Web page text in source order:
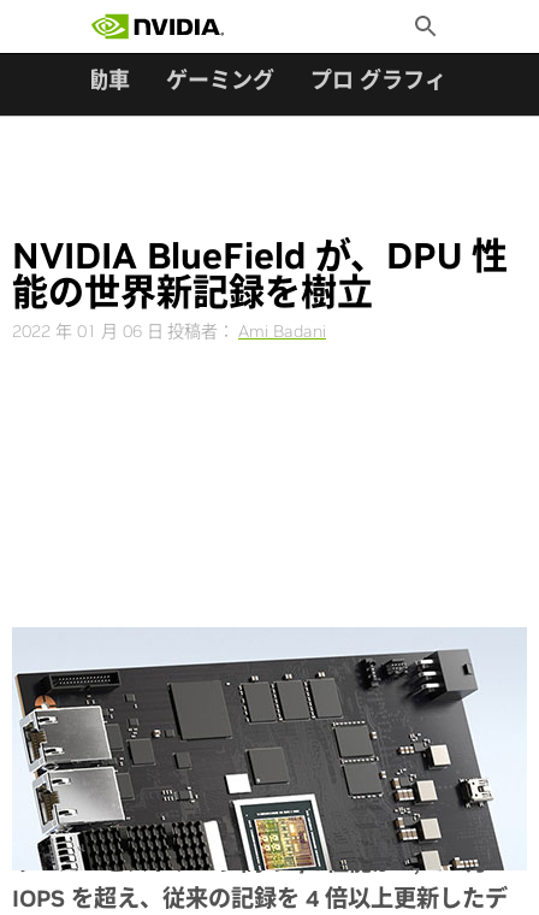
Toggle
Search
自動車 ゲーミング プロ グラフィックス
NVIDIA BlueField が、DPU 性
能の世界新記録を樹立
2022 年 01 月 06 日 投稿者： Ami Badani
サーバーとストレージ間の I/O性能が 4,100 万
IOPS を超え、従来の記録を 4 倍以上更新したデ